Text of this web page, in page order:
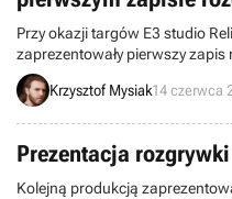
Przy okazji targów E3 studio
zaprezentowały pierwszy
40,000: Dawn of War III.
pokazuje walkę kosmicznych
Krzysztof Mysiak14 czerwca
Prezentacja
Kolejną produkcją